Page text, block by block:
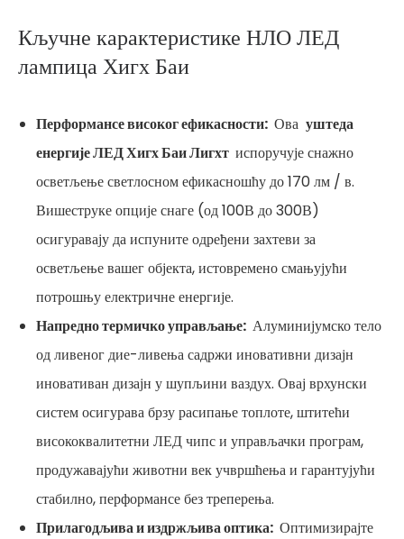
Кључне карактеристике НЛО ЛЕД
лампица Хигх Баи
Перформансе високог ефикасности: Ова уштеда
енергије ЛЕД Хигх Баи Лигхт испоручује снажно
осветљење светлосном ефикасношћу до 170 лм / в.
Вишеструке опције снаге (од 100В до 300В)
осигуравају да испуните одређени захтеви за
осветљење вашег објекта, истовремено смањујући
потрошњу електричне енергије.
Напредно термичко управљање: Алуминијумско тело
од ливеног дие-ливења садржи иновативни дизајн
иновативан дизајн у шупљини ваздух. Овај врхунски
систем осигурава брзу расипање топлоте, штитећи
висококвалитетни ЛЕД чипс и управљачки програм,
продужавајући животни век учвршћења и гарантујући
стабилно, перформансе без треперења.
Прилагодљива и издржљива оптика: Оптимизирајте